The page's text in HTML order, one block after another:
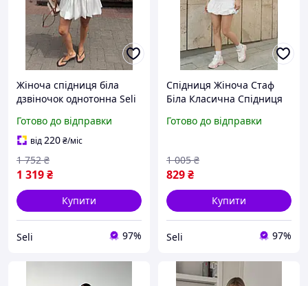
Жіноча спідниця біла
дзвіночок однотонна Seli
Готово до відправки
від220₴/міс
1 319₴
1 752 ₴
Купити
Seli 97%
Спідниця Жіноча Стаф
Біла Класична Спідниця
Готово до відправки
829₴
1 005 ₴
Купити
Seli 97%